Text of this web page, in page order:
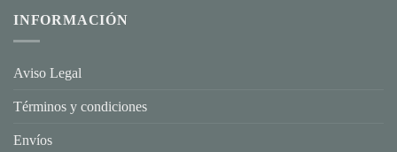
Valentín
con
por
INFORMACIÓN
Aviso Legal
Términos y condiciones
Envíos